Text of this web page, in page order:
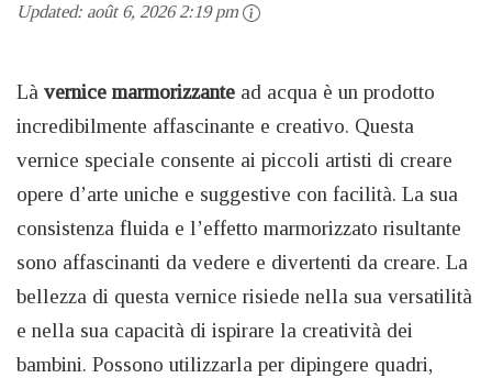
Updated: août 6, 2026 2:19 pm
Là vernice marmorizzante ad acqua è un prodotto
incredibilmente affascinante e creativo. Questa
vernice speciale consente ai piccoli artisti di creare
opere d’arte uniche e suggestive con facilità. La sua
consistenza fluida e l’effetto marmorizzato risultante
sono affascinanti da vedere e divertenti da creare. La
bellezza di questa vernice risiede nella sua versatilità
e nella sua capacità di ispirare la creatività dei
bambini. Possono utilizzarla per dipingere quadri,